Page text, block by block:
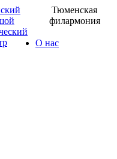
Тюменская
филармония
О нас